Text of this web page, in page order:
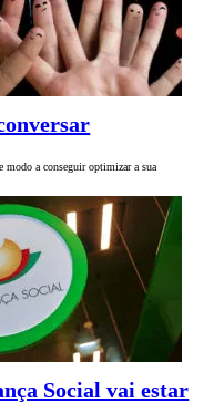
modo a conseguir optimizar a sua
Social vai estar